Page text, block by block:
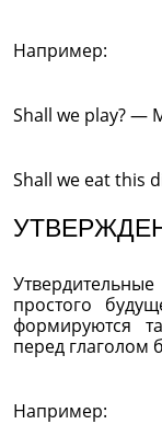
Например:
Shall we play? —
Shall we eat this
простого
формируются
перед глаголом
Например: